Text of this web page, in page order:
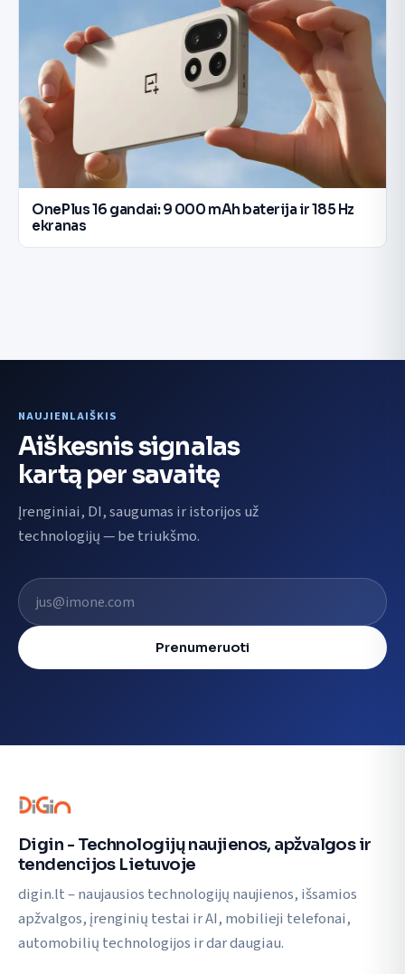
OnePlus 16 gandai: 9 000 mAh baterija ir 185 Hz
ekranas
NAUJIENLAIŠKIS
Aiškesnis signalas
kartą per savaitę
Įrenginiai, DI, saugumas ir istorijos už
technologijų — be triukšmo.
El. pašto adresas
Prenumeruoti
Digin - Technologijų naujienos, apžvalgos ir
tendencijos Lietuvoje
digin.lt – naujausios technologijų naujienos, išsamios
apžvalgos, įrenginių testai ir AI, mobilieji telefonai,
automobilių technologijos ir dar daugiau.